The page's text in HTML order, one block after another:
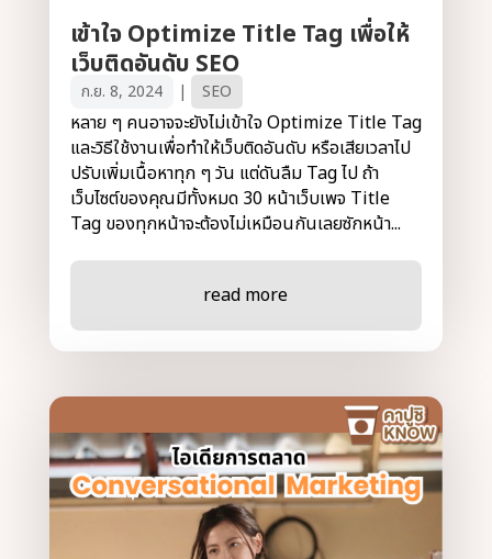
เข้าใจ Optimize Title Tag เพื่อให้
เว็บติดอันดับ SEO
ก.ย. 8, 2024 | SEO
หลาย ๆ คนอาจจะยังไม่เข้าใจ Optimize Title Tag
และวิธีใช้งานเพื่อทำให้เว็บติดอันดับ หรือเสียเวลาไป
ปรับเพิ่มเนื้อหาทุก ๆ วัน แต่ดันลืม Tag ไป ถ้า
เว็บไซต์ของคุณมีทั้งหมด 30 หน้าเว็บเพจ Title
Tag ของทุกหน้าจะต้องไม่เหมือนกันเลยซักหน้า...
read more